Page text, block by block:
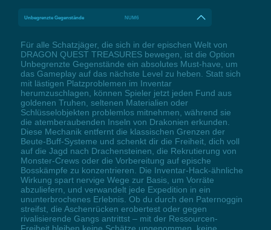
Unbegrenzte Gegenstände NUM6
Für alle Schatzjäger, die sich in der epischen Welt von
DRAGON QUEST TREASURES bewegen, ist die Option
Unbegrenzte Gegenstände ein absolutes Must-have, um
das Gameplay auf das nächste Level zu heben. Statt sich
mit lästigen Platzproblemen im Inventar
herumzuschlagen, können Spieler jetzt jeden Fund aus
goldenen Truhen, seltenen Materialien oder
Schlüsselobjekten problemlos mitnehmen, während sie
die atemberaubenden Inseln von Drakonien erkunden.
Diese Mechanik entfernt die klassischen Grenzen der
Beute-Buff-Systeme und schenkt dir die Freiheit, dich voll
auf die Jagd nach Drachensteinen, die Rekrutierung von
Monster-Crews oder die Vorbereitung auf epische
Bosskämpfe zu konzentrieren. Die Inventar-Hack-ähnliche
Wirkung spart nervige Wege zur Basis, um Vorräte
abzuliefern, und verwandelt jede Expedition in ein
ununterbrochenes Erlebnis. Ob du durch den Paternoggin
streifst, die Aschenrücken erobertest oder gegen
rivalisierende Gangs antrittst – mit der Ressourcen-